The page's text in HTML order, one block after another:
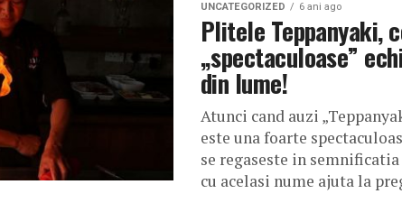
UNCATEGORIZED 6 ani ago
Plitele Teppanyaki,
„spectaculoase”
din lume!
Atunci cand auzi
este una foarte
se regaseste in
cu acelasi nume ajuta la